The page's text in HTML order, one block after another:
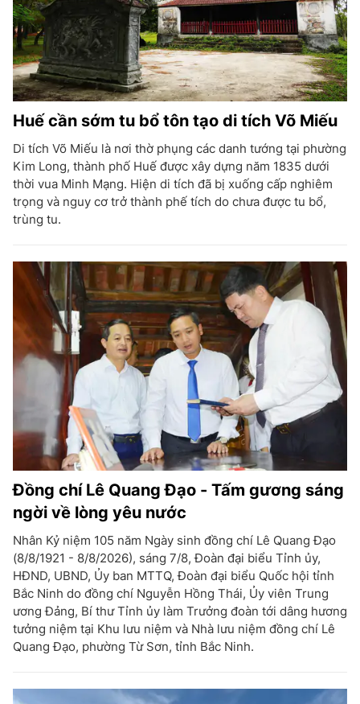
Huế cần sớm tu bổ tôn tạo di tích Võ Miếu
Di tích Võ Miếu là nơi thờ phụng các danh tướng tại phường
Kim Long, thành phố Huế được xây dựng năm 1835 dưới
thời vua Minh Mạng. Hiện di tích đã bị xuống cấp nghiêm
trọng và nguy cơ trở thành phế tích do chưa được tu bổ,
trùng tu.
Đồng chí Lê Quang Đạo - Tấm gương sáng
ngời về lòng yêu nước
Nhân Kỷ niệm 105 năm Ngày sinh đồng chí Lê Quang Đạo
(8/8/1921 - 8/8/2026), sáng 7/8, Đoàn đại biểu Tỉnh ủy,
HĐND, UBND, Ủy ban MTTQ, Đoàn đại biểu Quốc hội tỉnh
Bắc Ninh do đồng chí Nguyễn Hồng Thái, Ủy viên Trung
ương Đảng, Bí thư Tỉnh ủy làm Trưởng đoàn tới dâng hương
tưởng niệm tại Khu lưu niệm và Nhà lưu niệm đồng chí Lê
Quang Đạo, phường Từ Sơn, tỉnh Bắc Ninh.